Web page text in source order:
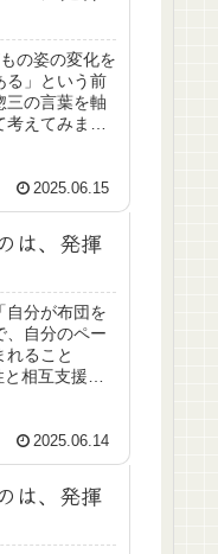
の姿の変化を
る」という前
三の言葉を軸
えてみま
2025.06.15
は、発揮
自分が布団を
、自分のペー
れること
相互支援の
2025.06.14
は、発揮